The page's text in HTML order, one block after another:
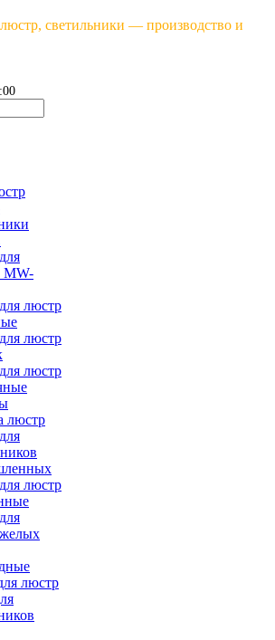
светильники — производство и
MW-
люстр
люстр
люстр
люстр
люстр
люстр